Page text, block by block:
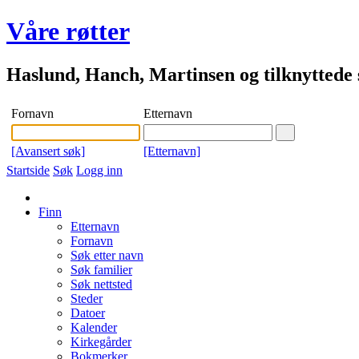
Våre røtter
Haslund, Hanch, Martinsen og tilknyttede
Fornavn Etternavn
[Avansert søk]
[Etternavn]
Startside Søk Logg inn
Finn
Etternavn
Fornavn
Søk etter navn
Søk familier
Søk nettsted
Steder
Datoer
Kalender
Kirkegårder
Bokmerker